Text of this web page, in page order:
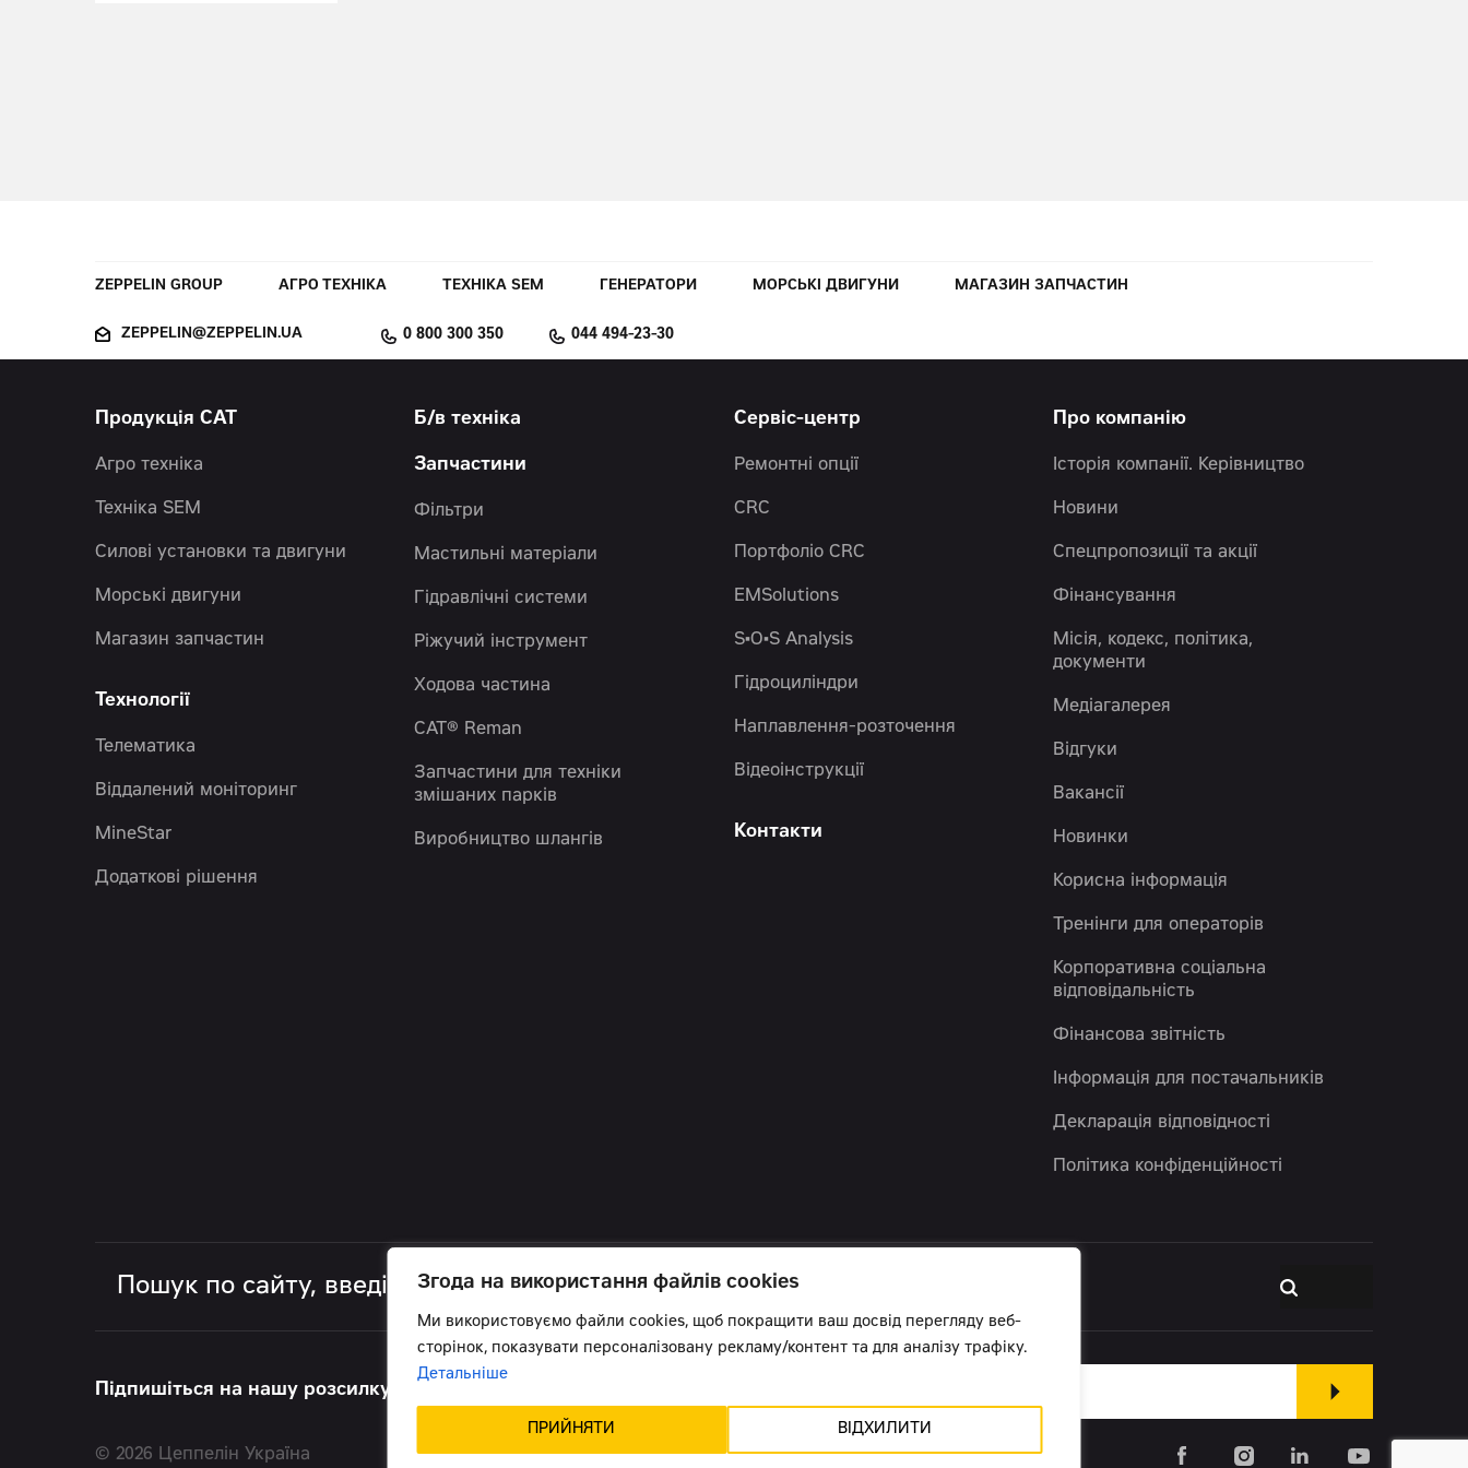
Згода на використання файлів cookies
Ми використовуємо файли cookies, щоб покращити ваш досвід перегляду веб-
сторінок, показувати персоналізовану рекламу/контент та для аналізу трафіку.
Детальніше
ВІДХИЛИТИ
ПРИЙНЯТИ
ZEPPELIN GROUP АГРО ТЕХНІКА ТЕХНІКА SEM ГЕНЕРАТОРИ МОРСЬКІ ДВИГУНИ МАГАЗИН ЗАПЧАСТИН
ZEPPELIN@ZEPPELIN.UA 0 800 300 350 044 494-23-30
Продукція CAT
Агро техніка
Техніка SEM
Силові установки та двигуни
Морські двигуни
Магазин запчастин
Технології
Телематика
Віддалений моніторинг
MineStar
Додаткові рішення
Б/в техніка
Запчастини
Фільтри
Мастильні матеріали
Гідравлічні системи
Ріжучий інструмент
Ходова частина
CAT® Reman
Запчастини для техніки
змішаних парків
Виробництво шлангів
Сервіс-центр
Ремонтні опції
CRC
Портфоліо CRC
EMSolutions
S•O•S Analysis
Гідроциліндри
Наплавлення-розточення
Відеоінструкції
Контакти
Про компанію
Історія компанії. Керівництво
Новини
Спецпропозиції та акції
Фінансування
Місія, кодекс, політика,
документи
Медіагалерея
Відгуки
Вакансії
Новинки
Корисна інформація
Тренінги для операторів
Корпоративна соціальна
відповідальність
Фінансова звітність
Інформація для постачальників
Декларація відповідності
Політика конфіденційності
Підпишіться на нашу розсилку, щоб бути в курсі всіх новин:
© 2026 Цеппелін Україна Підтримка сайту -Червоний хамелеон